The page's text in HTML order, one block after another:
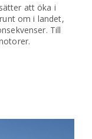
att öka i
om i landet,
Till